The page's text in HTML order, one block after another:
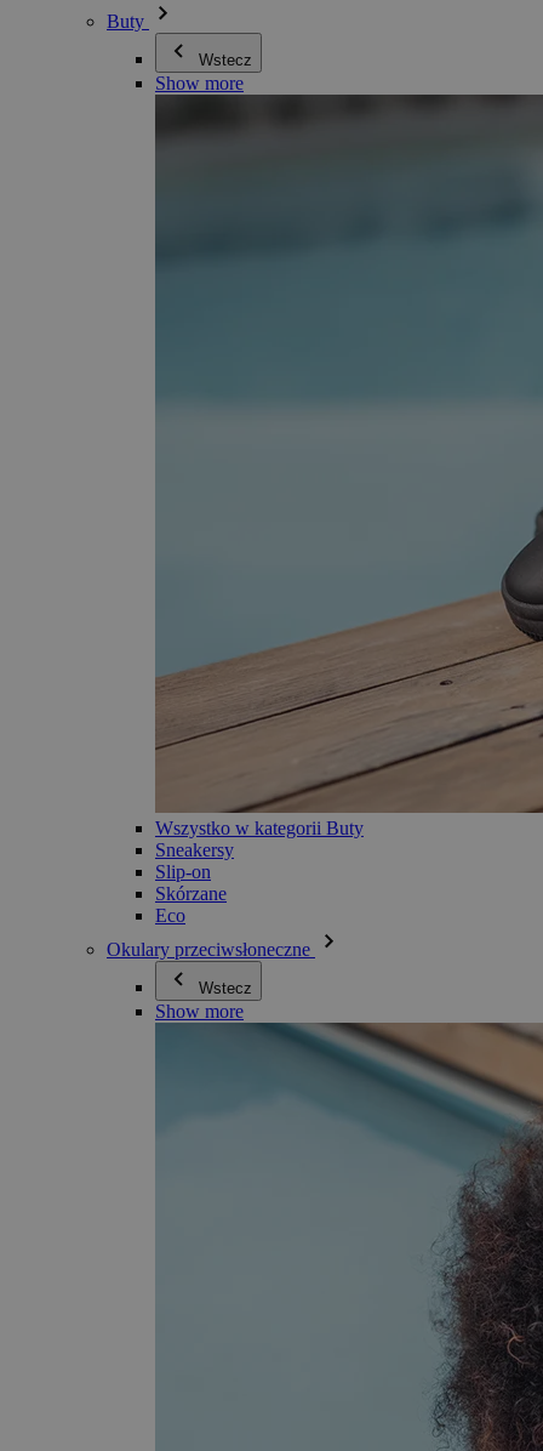
Buty
Wstecz
Show more
Wszystko w kategorii Buty
Sneakersy
Slip-on
Skórzane
Eco
Okulary przeciwsłoneczne
Wstecz
Show more